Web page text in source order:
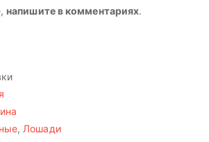
напишите в комментариях.
, Лошади